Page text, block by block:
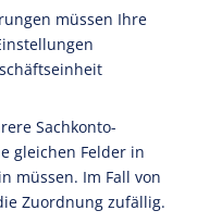
müssen Ihre
Sachkonto-
gleichen Felder in
müssen. Im Fall von
Zuordnung zufällig.